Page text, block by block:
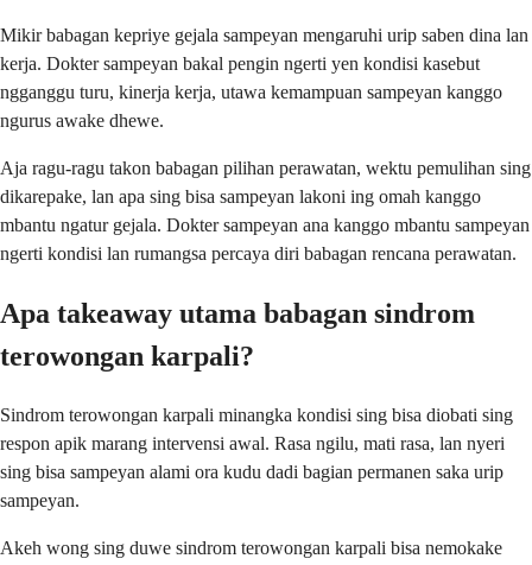
Mikir babagan kepriye gejala sampeyan mengaruhi urip saben dina lan
kerja. Dokter sampeyan bakal pengin ngerti yen kondisi kasebut
ngganggu turu, kinerja kerja, utawa kemampuan sampeyan kanggo
ngurus awake dhewe.
Aja ragu-ragu takon babagan pilihan perawatan, wektu pemulihan sing
dikarepake, lan apa sing bisa sampeyan lakoni ing omah kanggo
mbantu ngatur gejala. Dokter sampeyan ana kanggo mbantu sampeyan
ngerti kondisi lan rumangsa percaya diri babagan rencana perawatan.
Apa takeaway utama babagan sindrom
terowongan karpali?
Sindrom terowongan karpali minangka kondisi sing bisa diobati sing
respon apik marang intervensi awal. Rasa ngilu, mati rasa, lan nyeri
sing bisa sampeyan alami ora kudu dadi bagian permanen saka urip
sampeyan.
Akeh wong sing duwe sindrom terowongan karpali bisa nemokake